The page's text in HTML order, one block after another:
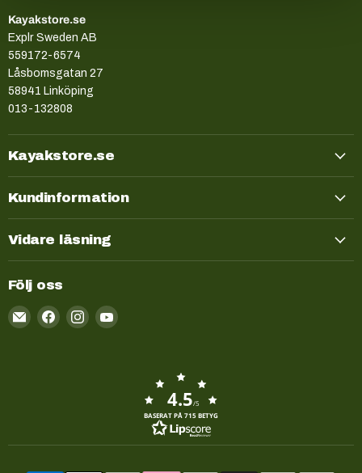
Kayakstore.se
Explr Sweden AB
559172-6574
Låsbomsgatan 27
58941 Linköping
013-132808
Kayakstore.se
Kundinformation
Vidare läsning
Följ oss
Email
Kayakstore.se
4.5/5
BASERAT PÅ 715 BETYG